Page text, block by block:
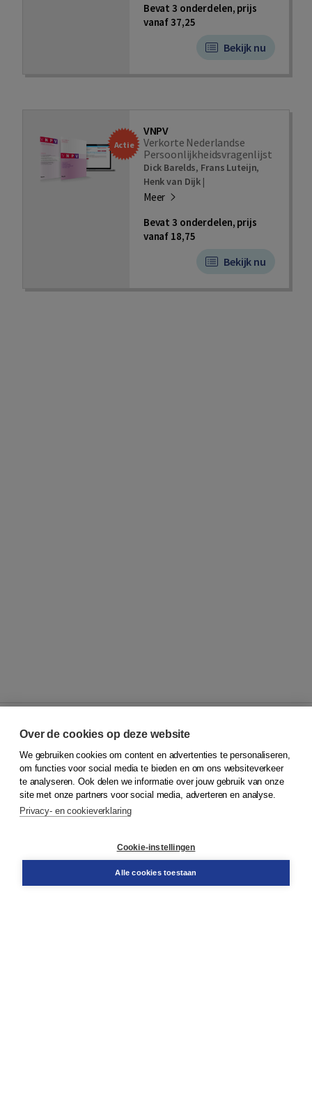
Bevat 3 onderdelen, prijs
vanaf 37,25
Bekijk nu
Actie
VNPV
Verkorte Nederlandse
Persoonlijkheidsvragenlijst
Dick Barelds, Frans Luteijn,
Henk van Dijk |
Meer
Bevat 3 onderdelen, prijs
vanaf 18,75
Bekijk nu
© 2026Koninklijke Boom uitgevers
Klantenservice
Service & informatie
Contact
Over de cookies op deze website
We gebruiken cookies om content en advertenties te personaliseren,
om functies voor social media te bieden en om ons websiteverkeer
te analyseren. Ook delen we informatie over jouw gebruik van onze
site met onze partners voor social media, adverteren en analyse.
Privacy- en cookieverklaring
Cookie-instellingen
Alle cookies toestaan